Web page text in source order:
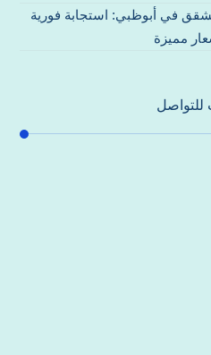
الشقق في أبوظبي: استجابة فورية
مميزة
للتواصل